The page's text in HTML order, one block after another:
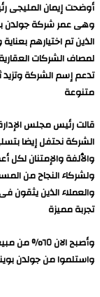
وهى عمر شركة جولدن
الذين تم اختيارهم
لمصاف الشركات
تدعم إسم الشركة
متنوعة
والٱلفة والإمتنان
ولشركاء النجاح من
والعملاء الذين يثقون
تجربة مميزة
وأصبح الان
واستلموا من جولدن